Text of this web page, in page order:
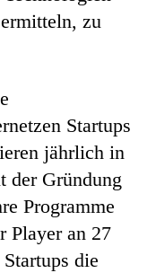
zu
Startups
jährlich in
der Gründung
Programme
Player an 27
die